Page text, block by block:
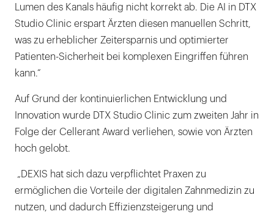
Lumen des Kanals häufig nicht korrekt ab. Die AI in DTX
Studio Clinic erspart Ärzten diesen manuellen Schritt,
was zu erheblicher Zeitersparnis und optimierter
Patienten-Sicherheit bei komplexen Eingriffen führen
kann.“
Auf Grund der kontinuierlichen Entwicklung und
Innovation wurde DTX Studio Clinic zum zweiten Jahr in
Folge der Cellerant Award verliehen, sowie von Ärzten
hoch gelobt.
„DEXIS hat sich dazu verpflichtet Praxen zu
ermöglichen die Vorteile der digitalen Zahnmedizin zu
nutzen, und dadurch Effizienzsteigerung und